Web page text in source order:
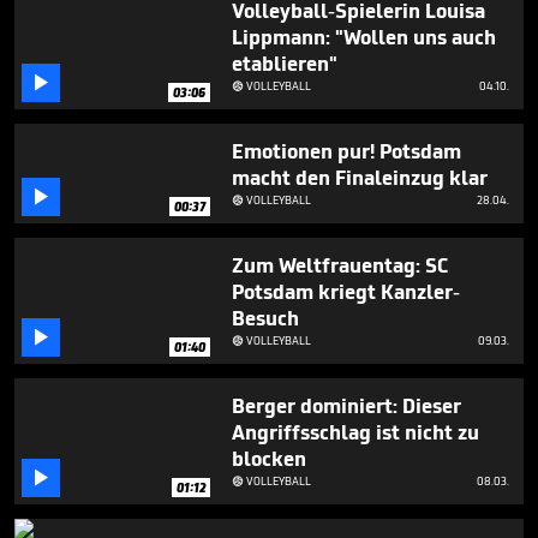
 03:06
Volleyball-Spielerin Louisa
Lippmann: "Wollen uns auch
etablieren"
VOLLEYBALL 04.10.
 00:37
Emotionen pur! Potsdam
macht den Finaleinzug klar
VOLLEYBALL 28.04.
 01:40
Zum Weltfrauentag: SC
Potsdam kriegt Kanzler-
Besuch
VOLLEYBALL 09.03.
 01:12
Berger dominiert: Dieser
Angriffsschlag ist nicht zu
blocken
VOLLEYBALL 08.03.